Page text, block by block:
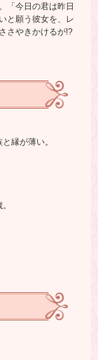
「今日の君は昨日
と願う彼女を、レ
さやきかけるが!?
縁が薄い。